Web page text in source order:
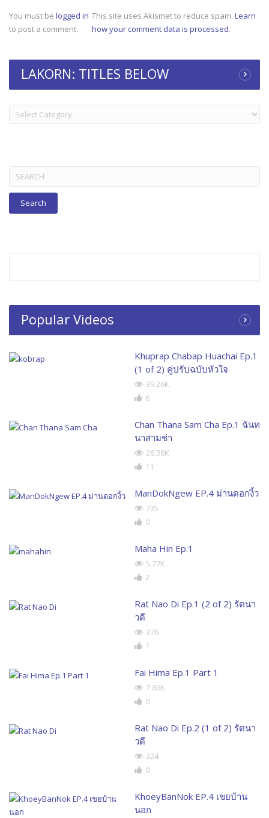
You must be logged in
to post a comment.
This site uses Akismet to reduce spam. Learn
how your comment data is processed.
LAKORN: TITLES BELOW
LAKORN:
TITLES
Search
for:
Popular Videos
Khuprap Chabap Huachai Ep.1
(1 of 2) คู่ปรับฉบับหัวใจ
39.26K
6
Chan Thana Sam Cha Ep.1 ฉันท
นาสามช่า
26.36K
11
ManDokNgew EP.4 ม่านดอกงิ้ว
735
0
Maha Hin Ep.1
5.77K
2
Rat Nao Di Ep.1 (2 of 2) รัตนา
วดี
376
1
Fai Hima Ep.1 Part 1
7.86K
0
Rat Nao Di Ep.2 (1 of 2) รัตนา
วดี
324
0
KhoeyBanNok EP.4 เขยบ้าน
นอก